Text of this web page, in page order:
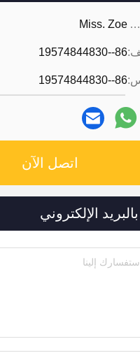
جهات الاتصال: Miss. Zoe
86--19574844830
86--19574844830
اتصل الآن
الإلكتروني